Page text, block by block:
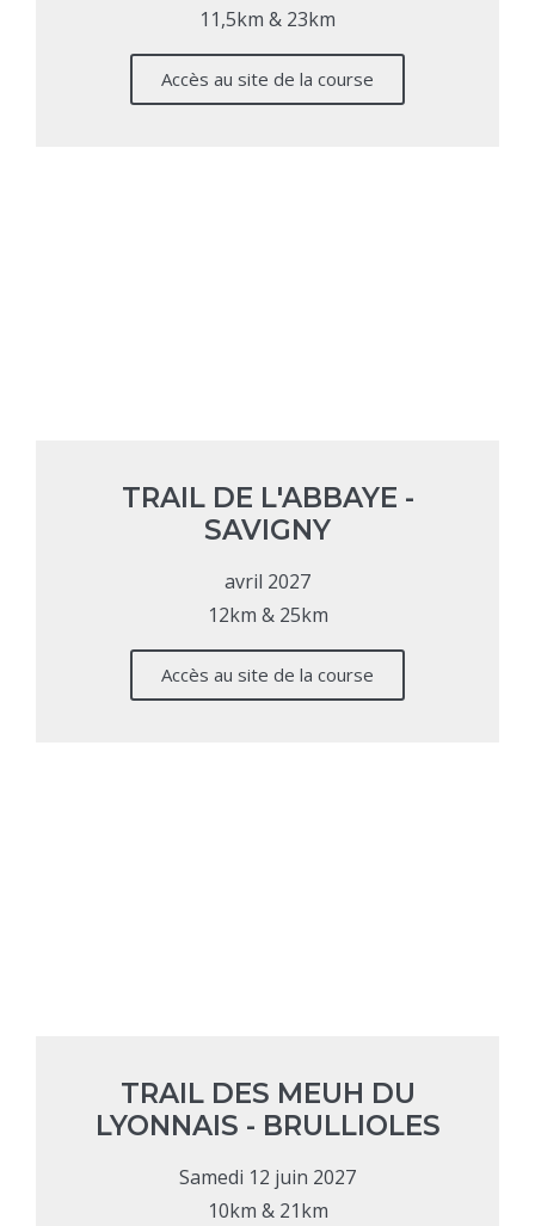
11,5km & 23km
Accès au site de la course
TRAIL DE L'ABBAYE -
SAVIGNY
avril 2027
12km & 25km
Accès au site de la course
TRAIL DES MEUH DU
LYONNAIS - BRULLIOLES
Samedi 12 juin 2027
10km & 21km